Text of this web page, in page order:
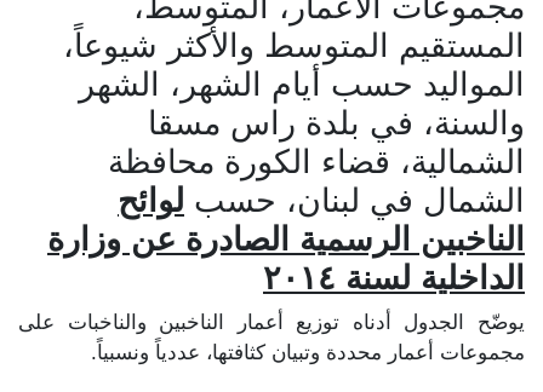
المستقيم المتوسط والأكثر شيوعاً،
المواليد حسب أيام الشهر، الشهر
والسنة، في بلدة راس مسقا
الشمالية، قضاء الكورة محافظة
الشمال في لبنان، حسب لوائح
الناخبين الرسمية الصادرة عن وزارة
الداخلية لسنة ٢٠١٤
يوضّح الجدول أدناه توزيع أعمار الناخبين والناخبات على
مجموعات أعمار محددة وتبيان كثافتها، عددياً ونسبياً.